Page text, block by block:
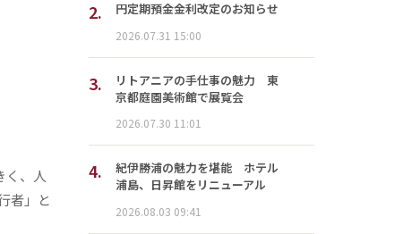
く、人
者」と
2. 円定期預金金利改定のお知らせ
2026.07.31 15:00
3.
リトアニアの手仕事の魅力 東
京都庭園美術館で展覧会
2026.07.30 11:01
4.
紀伊勝浦の魅力を堪能 ホテル
浦島、日昇館をリニューアル
2026.08.03 09:41